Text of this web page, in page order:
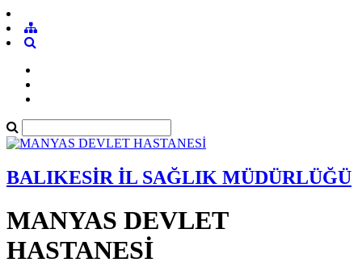
BALIKESİR İL SAĞLIK MÜDÜRLÜĞÜ
MANYAS DEVLET
HASTANESİ